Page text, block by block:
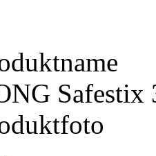
Safestix